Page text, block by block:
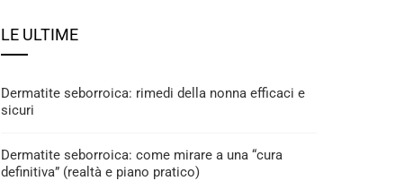
LE ULTIME
Dermatite seborroica: rimedi della nonna efficaci e
sicuri
Dermatite seborroica: come mirare a una “cura
definitiva” (realtà e piano pratico)